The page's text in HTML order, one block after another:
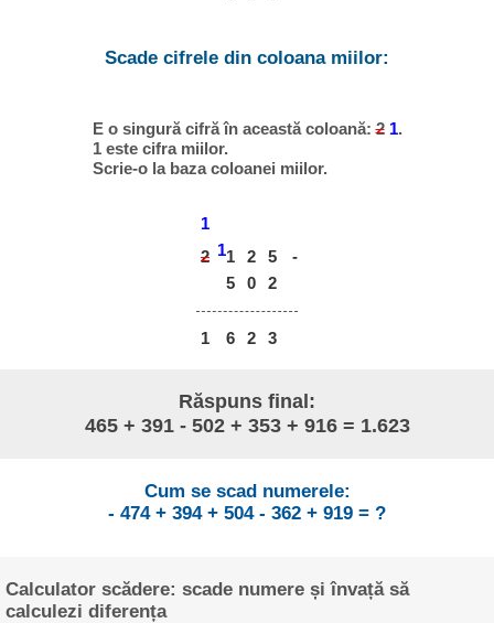
Scade cifrele din coloana miilor:
E o singură cifră în această coloană:2 1.
1 este cifra miilor.
Scrie-o la baza coloanei miilor.
1
2 11 2 5
-
5
0 2
1 6 2 3
Răspuns final:
465 + 391 - 502 + 353 + 916 = 1.623
Cum se scad numerele:
- 474 + 394 + 504 - 362 + 919 = ?
Calculator scădere: scade numere și învață să
calculezi diferența